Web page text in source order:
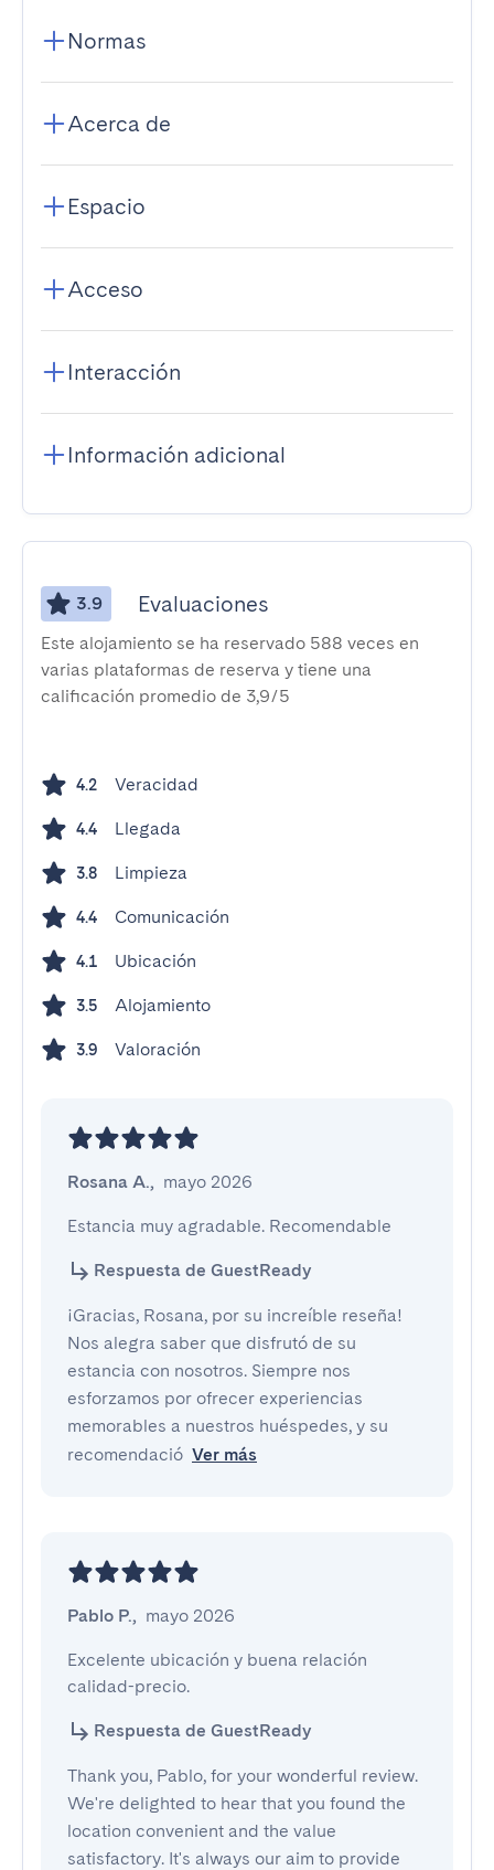
Normas
Acerca de
Espacio
Acceso
Interacción
Información adicional
3.9 Evaluaciones
Este alojamiento se ha reservado 588 veces en
varias plataformas de reserva y tiene una
calificación promedio de 3,9/5
4.2 Veracidad
4.4 Llegada
3.8 Limpieza
4.4 Comunicación
4.1 Ubicación
3.5 Alojamiento
3.9 Valoración
Rosana A., mayo 2026
Estancia muy agradable. Recomendable
Respuesta de GuestReady
¡Gracias, Rosana, por su increíble reseña!
Nos alegra saber que disfrutó de su
estancia con nosotros. Siempre nos
esforzamos por ofrecer experiencias
memorables a nuestros huéspedes, y su
recomendació Ver más
Pablo P., mayo 2026
Excelente ubicación y buena relación
calidad-precio.
Respuesta de GuestReady
Thank you, Pablo, for your wonderful review.
We're delighted to hear that you found the
location convenient and the value
satisfactory. It's always our aim to provide